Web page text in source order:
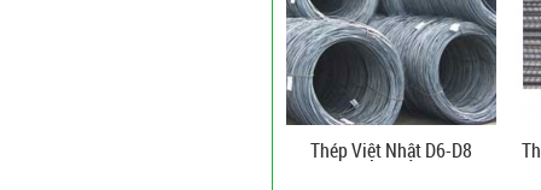
Thép Việt Nhật D6-D8